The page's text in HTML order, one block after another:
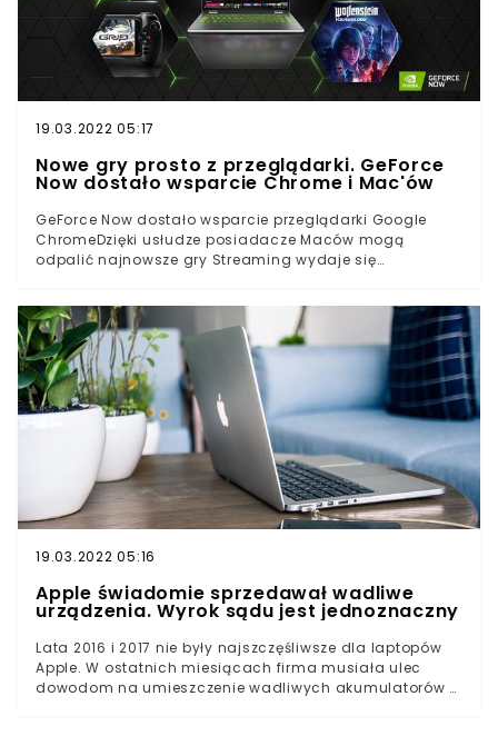
19.03.2022 05:17
Nowe gry prosto z przeglądarki. GeForce
Now dostało wsparcie Chrome i Mac'ów
GeForce Now dostało wsparcie przeglądarki Google
ChromeDzięki usłudze posiadacze Maców mogą
odpalić najnowsze gry Streaming wydaje się
graczy pecetowych, ale w sumie tak naprawdę i
każdego innego gracza. Usługa pozwala nam grać w
najnowsze produkcje kompletnie ignorując przy tym
nierzadko kosmiczne wymagania jeżeli chodzi o nasze
podzespoły.
19.03.2022 05:16
Apple świadomie sprzedawał wadliwe
urządzenia. Wyrok sądu jest jednoznaczny
Lata 2016 i 2017 nie były najszczęśliwsze dla laptopów
Apple. W ostatnich miesiącach firma musiała ulec
dowodom na umieszczenie wadliwych akumulatorów w